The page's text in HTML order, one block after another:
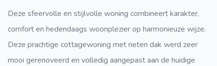
Deze sfeervolle en stijlvolle woning combineert karakter,
comfort en hedendaags woonplezier op harmonieuze wijze.
Deze prachtige cottagewoning met rieten dak werd zeer
mooi gerenoveerd en volledig aangepast aan de huidige